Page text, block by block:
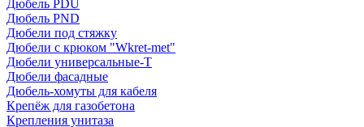
Дюбель PDU
Дюбель PND
Дюбели под стяжку
Дюбели с крюком "Wkret-met"
Дюбели универсальные-Т
Дюбели фасадные
Дюбель-хомуты для кабеля
Крепёж для газобетона
Крепления унитаза